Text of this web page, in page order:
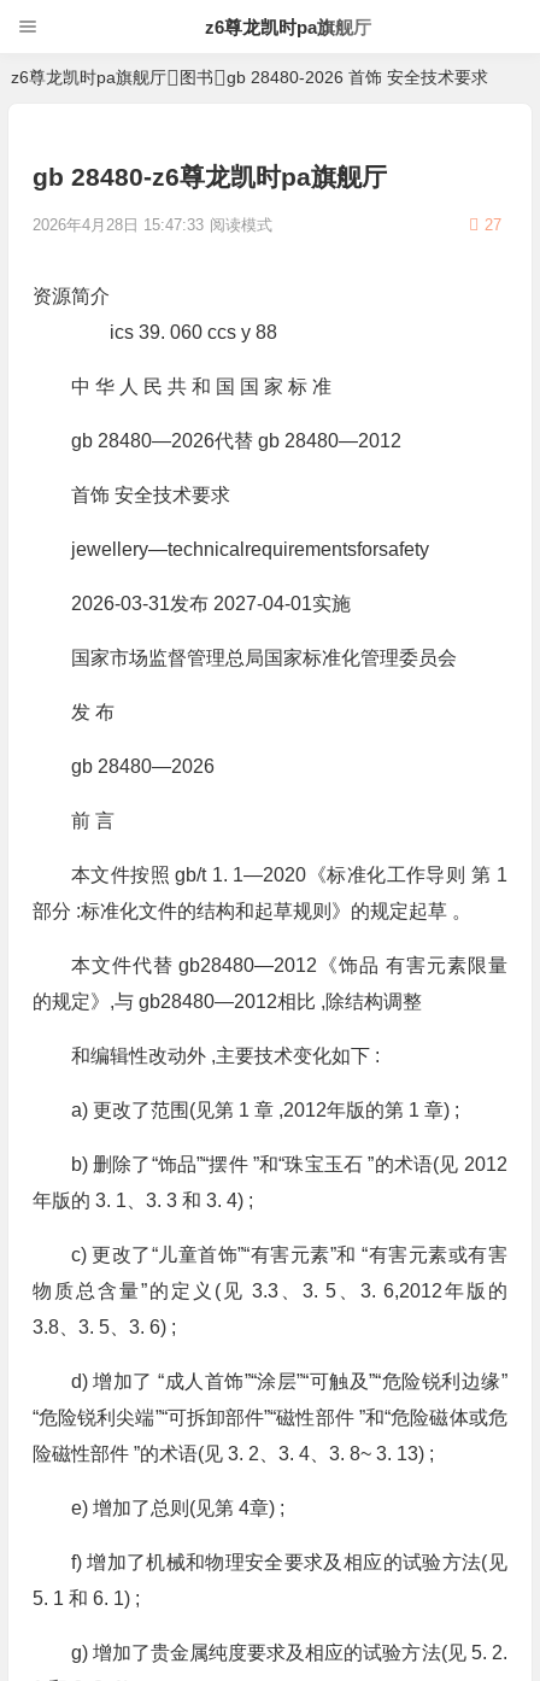
z6尊龙凯时pa旗舰厅
z6尊龙凯时pa旗舰厅 图书 gb 28480-2026 首饰 安全技术要求
gb 28480-z6尊龙凯时pa旗舰厅
2026年4月28日 15:47:33 27
阅读模式
资源简介
ics 39. 060 ccs y 88
中 华 人 民 共 和 国 国 家 标 准
gb 28480—2026代替 gb 28480—2012
首饰 安全技术要求
jewellery—technicalrequirementsforsafety
2026-03-31发布 2027-04-01实施
国家市场监督管理总局国家标准化管理委员会
发 布
gb 28480—2026
前 言
本文件按照 gb/t 1. 1—2020《标准化工作导则 第 1
部分 :标准化文件的结构和起草规则》的规定起草 。
本文件代替 gb28480—2012《饰品 有害元素限量
的规定》,与 gb28480—2012相比 ,除结构调整
和编辑性改动外 ,主要技术变化如下 :
a) 更改了范围(见第 1 章 ,2012年版的第 1 章) ;
b) 删除了“饰品”“摆件 ”和“珠宝玉石 ”的术语(见 2012
年版的 3. 1、3. 3 和 3. 4) ;
c) 更改了“儿童首饰”“有害元素”和 “有害元素或有害
物质总含量”的定义(见 3.3、3. 5、3. 6,2012年版的
3.8、3. 5、3. 6) ;
d) 增加了 “成人首饰”“涂层”“可触及”“危险锐利边缘”
“危险锐利尖端”“可拆卸部件”“磁性部件 ”和“危险磁体或危
险磁性部件 ”的术语(见 3. 2、3. 4、3. 8~ 3. 13) ;
e) 增加了总则(见第 4章) ;
f) 增加了机械和物理安全要求及相应的试验方法(见
5. 1 和 6. 1) ;
g) 增加了贵金属纯度要求及相应的试验方法(见 5. 2.